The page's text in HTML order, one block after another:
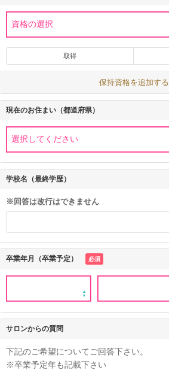
取得
保持資格を追加する
現在のお住まい（都道府県）
学校名（最終学歴）
※回答は改行はできません
卒業年月（卒業予定） 必須
サロンからの質問
下記のご希望についてご回答下さい。
※卒業予定年も記載下さい